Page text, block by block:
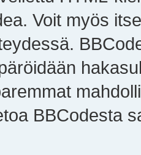
Voit myös
BBCodesta